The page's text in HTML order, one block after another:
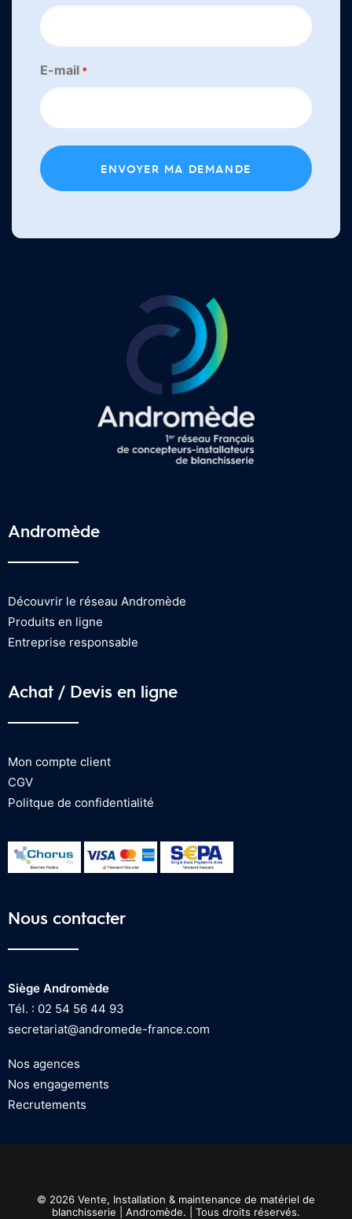
E-mail *
Andromède
Découvrir le réseau Andromède
Produits en ligne
Entreprise responsable
Achat / Devis en ligne
Mon compte client
CGV
Politque de confidentialité
Nous contacter
Siège Andromède
Tél. : 02 54 56 44 93
secretariat@andromede-france.com
Nos agences
Nos engagements
Recrutements
© 2026 Vente, Installation & maintenance de matériel de
blanchisserie | Andromède. | Tous droits réservés.